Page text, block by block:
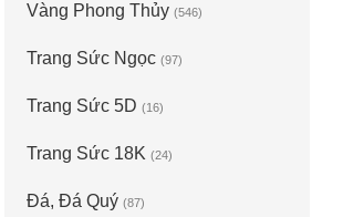
Vàng Phong Thủy (546)
Trang Sức Ngọc (97)
Trang Sức 5D (16)
Trang Sức 18K (24)
Đá, Đá Quý (87)